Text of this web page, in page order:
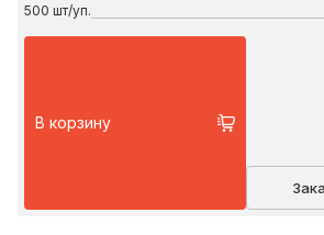
500 шт/уп.
В корзину